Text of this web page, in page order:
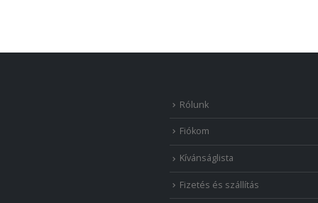
Rólunk
Fiókom
Kívánságlista
Fizetés és szállítás